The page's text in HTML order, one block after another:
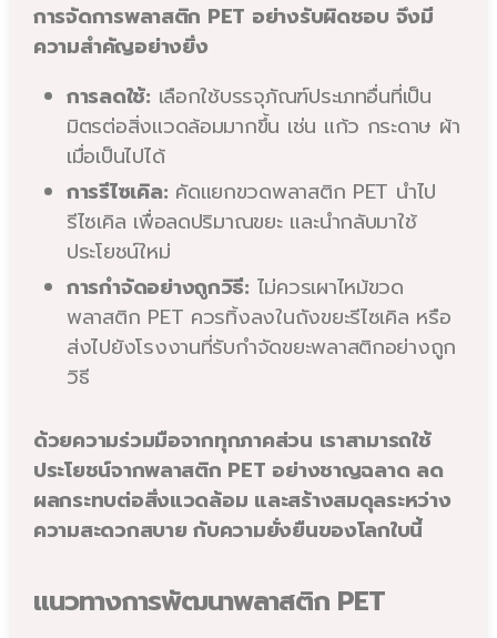
การจัดการพลาสติก PET อย่างรับผิดชอบ จึงมี
ความสำคัญอย่างยิ่ง
การลดใช้: เลือกใช้บรรจุภัณฑ์ประเภทอื่นที่เป็น
มิตรต่อสิ่งแวดล้อมมากขึ้น เช่น แก้ว กระดาษ ผ้า
เมื่อเป็นไปได้
การรีไซเคิล: คัดแยกขวดพลาสติก PET นำไป
รีไซเคิล เพื่อลดปริมาณขยะ และนำกลับมาใช้
ประโยชน์ใหม่
การกำจัดอย่างถูกวิธี: ไม่ควรเผาไหม้ขวด
พลาสติก PET ควรทิ้งลงในถังขยะรีไซเคิล หรือ
ส่งไปยังโรงงานที่รับกำจัดขยะพลาสติกอย่างถูก
วิธี
ด้วยความร่วมมือจากทุกภาคส่วน เราสามารถใช้
ประโยชน์จากพลาสติก PET อย่างชาญฉลาด ลด
ผลกระทบต่อสิ่งแวดล้อม และสร้างสมดุลระหว่าง
ความสะดวกสบาย กับความยั่งยืนของโลกใบนี้
แนวทางการพัฒนาพลาสติก PET